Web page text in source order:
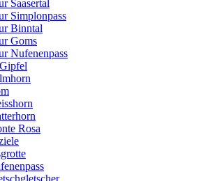
Saasertal
Simplonpass
Binntal
Goms
Nufenenpass
Rosa